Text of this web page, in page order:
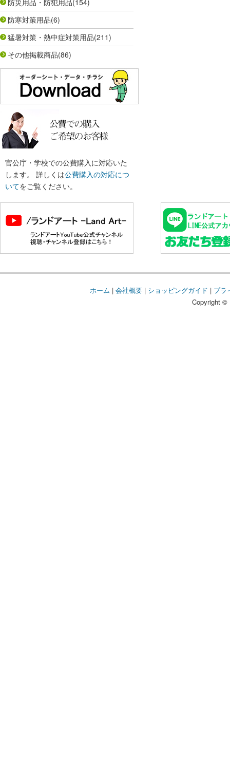
防災用品・防犯用品(154)
防寒対策用品(6)
猛暑対策・熱中症対策用品(211)
その他掲載商品(86)
官公庁・学校での公費購入に対応いた
します。 詳しくは公費購入の対応につ
いてをご覧ください。
ホーム | 会社概要| ショッピングガイド | プラ
Copyright ©